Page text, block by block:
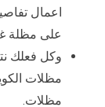
اعمال
على مظلة
وكل فعلك
مظلات
مظلات.